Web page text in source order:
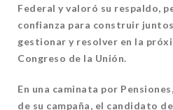
Federal y valoró su respaldo,
confianza para construir
gestionar y resolver en la
Congreso de la Unión.
En una caminata por
de su campaña, el candidato